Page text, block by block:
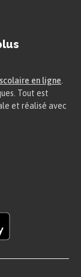
en ligne
Tout est
et réalisé avec